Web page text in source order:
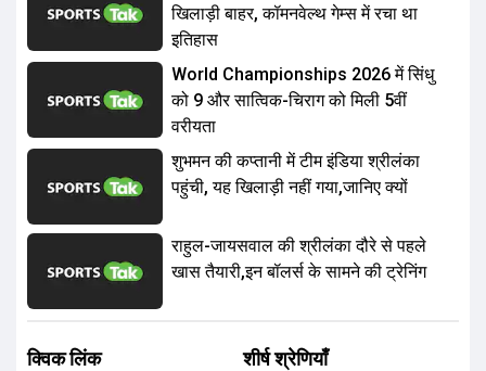
खिलाड़ी बाहर, कॉमनवेल्थ गेम्स में रचा था
इतिहास
World Championships 2026 में सिंधु
को 9 और सात्विक-चिराग को मिली 5वीं
वरीयता
शुभमन की कप्तानी में टीम इंडिया श्रीलंका
पहुंची, यह खिलाड़ी नहीं गया,जानिए क्यों
राहुल-जायसवाल की श्रीलंका दौरे से पहले
खास तैयारी,इन बॉलर्स के सामने की ट्रेनिंग
क्विक लिंक शीर्ष श्रेणियाँ